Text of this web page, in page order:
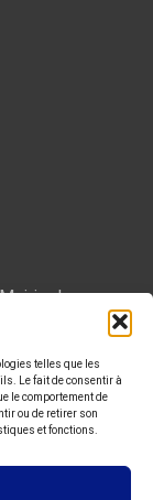
telles que les
Le fait de consentir à
le comportement de
ou de retirer son
et fonctions.
de
Ferrand